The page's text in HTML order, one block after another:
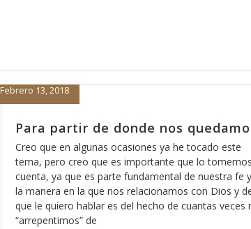
Para partir de donde nos
Febrero 13, 2018
Creo que en algunas ocasiones ya he tocado este
tema, pero creo que es importante que lo
cuenta, ya que es parte fundamental de nuestra fe
la manera en la que nos relacionamos con Dios y
que le quiero hablar es del hecho de cuantas veces
“arrepentimos” de